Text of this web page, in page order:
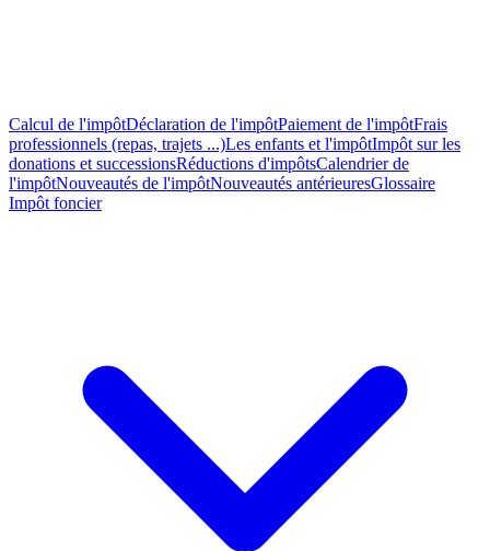
Calcul de l'impôtDéclaration de l'impôtPaiement de l'impôtFrais
professionnels (repas, trajets ...)Les enfants et l'impôtImpôt sur les
donations et successionsRéductions d'impôtsCalendrier de
l'impôtNouveautés de l'impôtNouveautés antérieuresGlossaire
Impôt foncier